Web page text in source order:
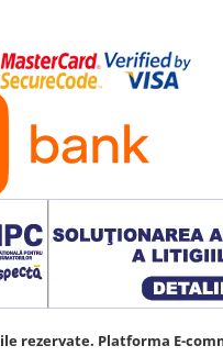
rezervate. Platforma E-